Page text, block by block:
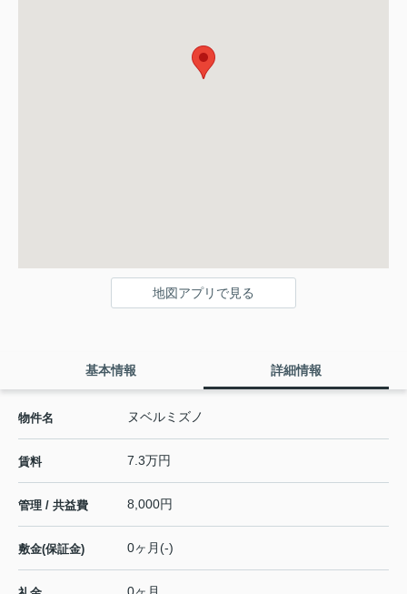
地図アプリで見る
基本情報 詳細情報
物件名 ヌベルミズノ
賃料 7.3万円
管理 / 共益費 8,000円
敷金(保証金) 0ヶ月(-)